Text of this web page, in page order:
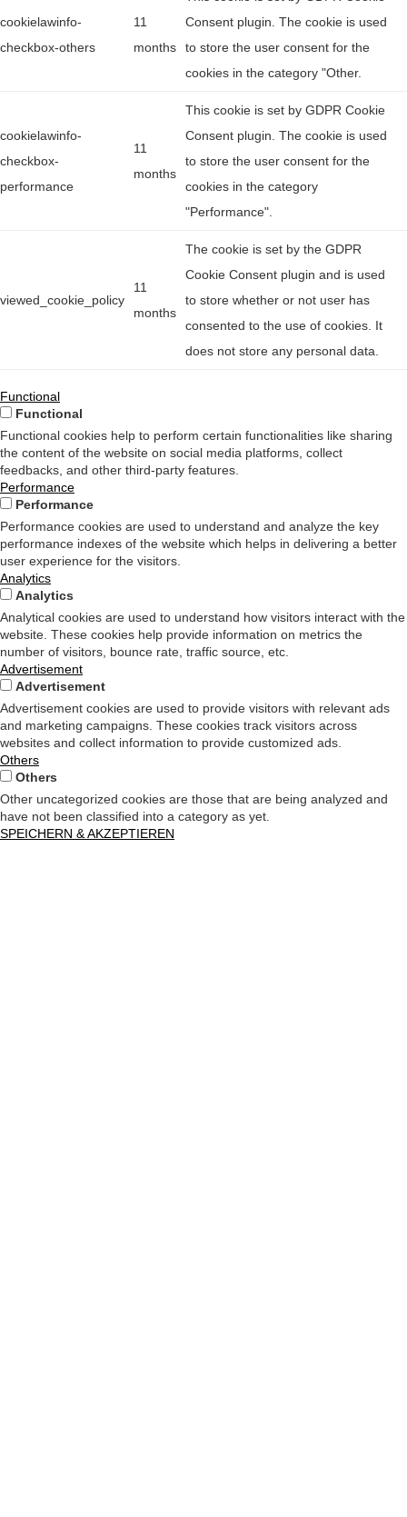
cookielawinfo-
checkbox-others
11
months
Consent plugin. The cookie is used
to store the user consent for the
cookies in the category "Other.
cookielawinfo-
checkbox-
performance
11
months
This cookie is set by GDPR Cookie
Consent plugin. The cookie is used
to store the user consent for the
cookies in the category
"Performance".
viewed_cookie_policy
11
months
The cookie is set by the GDPR
Cookie Consent plugin and is used
to store whether or not user has
consented to the use of cookies. It
does not store any personal data.
Functional
Functional
Functional cookies help to perform certain functionalities like sharing
the content of the website on social media platforms, collect
feedbacks, and other third-party features.
Performance
Performance
Performance cookies are used to understand and analyze the key
performance indexes of the website which helps in delivering a better
user experience for the visitors.
Analytics
Analytics
Analytical cookies are used to understand how visitors interact with the
website. These cookies help provide information on metrics the
number of visitors, bounce rate, traffic source, etc.
Advertisement
Advertisement
Advertisement cookies are used to provide visitors with relevant ads
and marketing campaigns. These cookies track visitors across
websites and collect information to provide customized ads.
Others
Others
Other uncategorized cookies are those that are being analyzed and
have not been classified into a category as yet.
SPEICHERN & AKZEPTIEREN